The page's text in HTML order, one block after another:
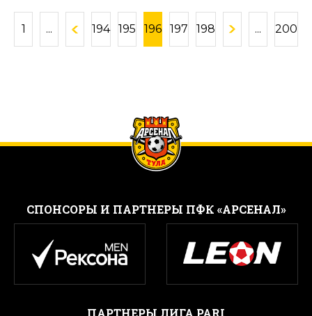
1 ... 194 195 196 197 198 ... 200
CПОНСОРЫ И ПАРТНЕРЫ ПФК «АРСЕНАЛ»
ПАРТНЕРЫ ЛИГА PARI